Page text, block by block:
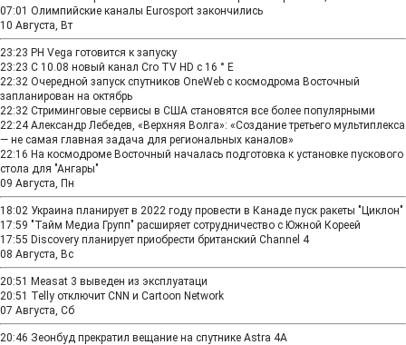
07:01 Олимпийские каналы Eurosport закончились
10 Августа, Вт
23:23 РН Vega готовится к запуску
23:23 С 10.08 новый канал Cro TV HD с 16 ° E
22:32 Очередной запуск спутников OneWeb с космодрома Восточный
запланирован на октябрь
22:32 Стриминговые сервисы в США становятся все более популярными
22:24 Александр Лебедев, «Верхняя Волга»: «Создание третьего мультиплекса
— не самая главная задача для региональных каналов»
22:16 На космодроме Восточный началась подготовка к установке пускового
стола для "Ангары"
09 Августа, Пн
18:02 Украина планирует в 2022 году провести в Канаде пуск ракеты "Циклон"
17:59 "Тайм Медиа Групп" расширяет сотрудничество с Южной Кореей
17:55 Discovery планирует приобрести британский Channel 4
08 Августа, Вс
20:51 Measat 3 выведен из эксплуатаци
20:51 Telly отключит CNN и Cartoon Network
07 Августа, Сб
20:46 Зеонбуд прекратил вещание на спутнике Astra 4A